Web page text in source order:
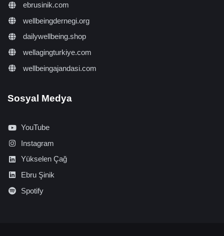
ebrusinik.com
wellbeingdernegi.org
dailywellbeing.shop
wellagingturkiye.com
wellbeingajandasi.com
Sosyal Medya
YouTube
Instagram
Yükselen Çağ
Ebru Şinik
Spotify